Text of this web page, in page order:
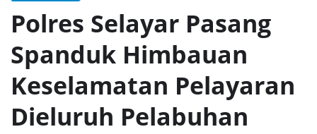
Polres Selayar Pasang
Spanduk Himbauan
Keselamatan Pelayaran
Dieluruh Pelabuhan